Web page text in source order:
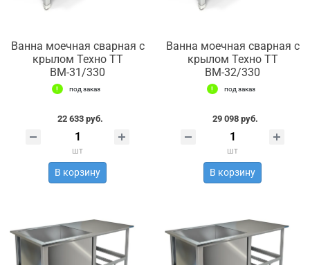
Ванна моечная сварная с
крылом Техно ТТ
ВМ-31/330
под заказ
22 633 руб.
шт
В корзину
Ванна моечная сварная с
крылом Техно ТТ
ВМ-32/330
под заказ
29 098 руб.
шт
В корзину